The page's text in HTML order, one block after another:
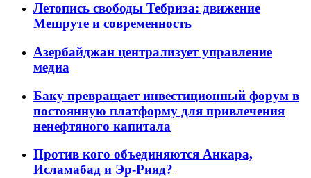
Летопись свободы Тебриза: движение
Мешруте и современность
Азербайджан централизует управление
медиа
Баку превращает инвестиционный форум в
постоянную платформу для привлечения
ненефтяного капитала
Против кого объединяются Анкара,
Исламабад и Эр-Рияд?